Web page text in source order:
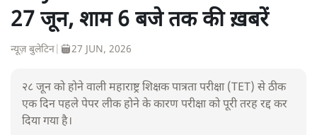
27 जून, शाम 6 बजे तक की ख़बरें
न्यूज़ बुलेटिन 27 JUN, 2026
२८ जून को होने वाली महाराष्ट्र शिक्षक पात्रता परीक्षा (TET) से ठीक
एक दिन पहले पेपर लीक होने के कारण परीक्षा को पूरी तरह रद्द कर
दिया गया है।